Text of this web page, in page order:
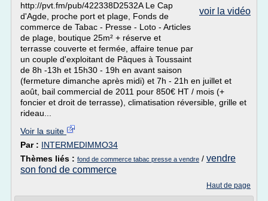
voir la vidéo
http://pvt.fm/pub/422338D2532A Le Cap
d'Agde, proche port et plage, Fonds de
commerce de Tabac - Presse - Loto - Articles
de plage, boutique 25m² + réserve et
terrasse couverte et fermée, affaire tenue par
un couple d'exploitant de Pâques à Toussaint
de 8h -13h et 15h30 - 19h en avant saison
(fermeture dimanche après midi) et 7h - 21h en juillet et
août, bail commercial de 2011 pour 850€ HT / mois (+
foncier et droit de terrasse), climatisation réversible, grille et
rideau...
Voir la suite
Par : INTERMEDIMMO34
Thèmes liés : fond de commerce tabac presse a vendre / vendre
son fond de commerce
Haut de page